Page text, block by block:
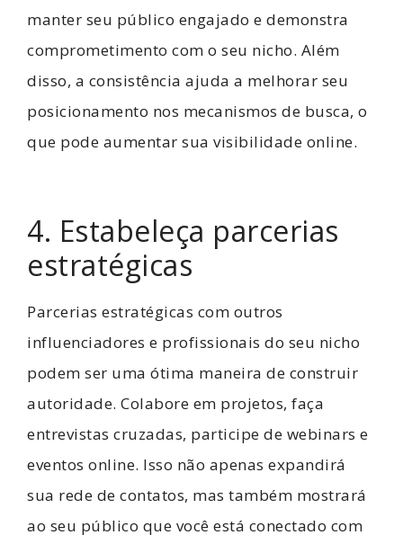
manter seu público engajado e demonstra
comprometimento com o seu nicho. Além
disso, a consistência ajuda a melhorar seu
posicionamento nos mecanismos de busca, o
que pode aumentar sua visibilidade online.
4. Estabeleça parcerias
estratégicas
Parcerias estratégicas com outros
influenciadores e profissionais do seu nicho
podem ser uma ótima maneira de construir
autoridade. Colabore em projetos, faça
entrevistas cruzadas, participe de webinars e
eventos online. Isso não apenas expandirá
sua rede de contatos, mas também mostrará
ao seu público que você está conectado com